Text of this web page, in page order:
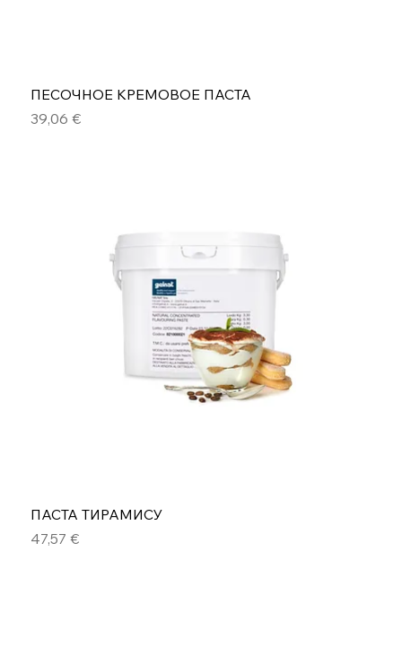
ПЕСОЧНОЕ КРЕМОВОЕ ПАСТА
Цена
39,06 €
ПАСТА ТИРАМИСУ
Цена
47,57 €